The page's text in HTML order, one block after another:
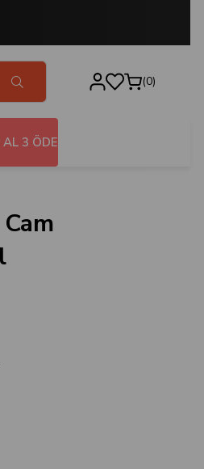
0
AL 3 ÖDE